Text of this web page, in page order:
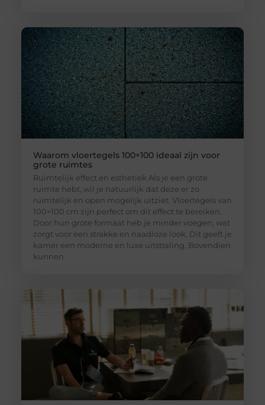
Waarom vloertegels 100×100 ideaal zijn voor
grote ruimtes
Ruimtelijk effect en esthetiek Als je een grote
ruimte hebt, wil je natuurlijk dat deze er zo
ruimtelijk en open mogelijk uitziet. Vloertegels van
100×100 cm zijn perfect om dit effect te bereiken.
Door hun grote formaat heb je minder voegen, wat
zorgt voor een strakke en naadloze look. Dit geeft je
kamer een moderne en luxe uitstraling. Bovendien
kunnen